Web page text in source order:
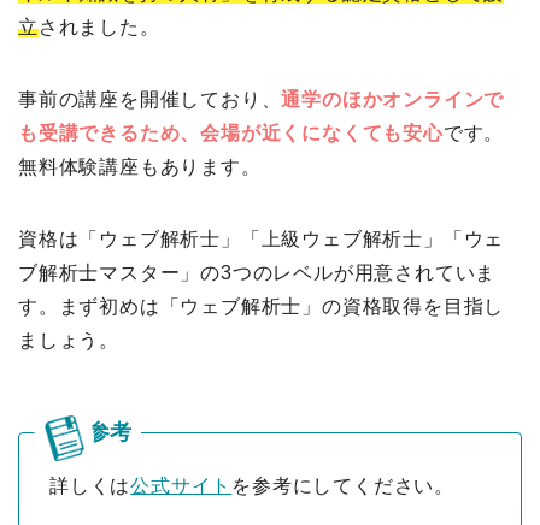
立されました。
事前の講座を開催しており、通学のほかオンラインで
も受講できるため、会場が近くになくても安心です。
無料体験講座もあります。
資格は「ウェブ解析士」「上級ウェブ解析士」「ウェ
ブ解析士マスター」の3つのレベルが用意されていま
す。まず初めは「ウェブ解析士」の資格取得を目指し
ましょう。
詳しくは公式サイト を参考にしてください。